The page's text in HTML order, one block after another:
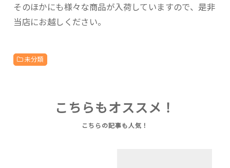
そのほかにも様々な商品が入荷していますので、是非
当店にお越しください。
未分類
こちらもオススメ！